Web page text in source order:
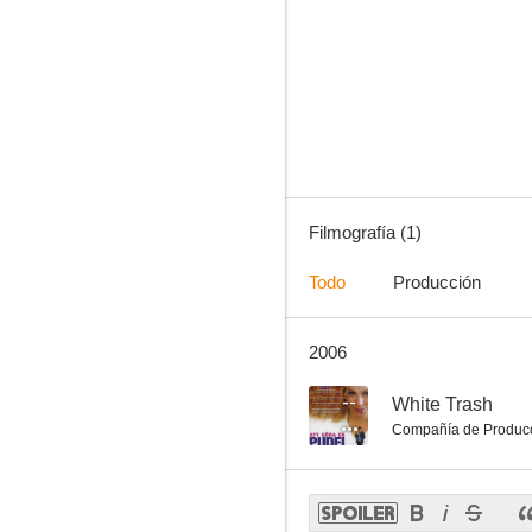
Filmografía (1)
Todo Producción
2006
-- White Trash
Compañía de